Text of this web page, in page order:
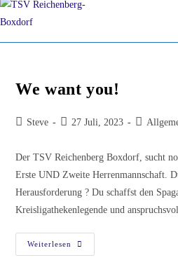
We want you!
Beitrags-
Steve
Beitrag
27 Juli, 2023
Beitrags-
Der TSV Reichenberg Boxdorf, sucht
Erste UND Zweite Herrenmannschaft.
Herausforderung ? Du schaffst den
Kreisligathekenlegende und
Weiterlesen
We
Want